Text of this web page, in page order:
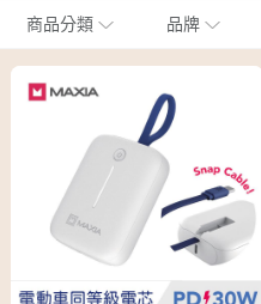
商品分類 品牌